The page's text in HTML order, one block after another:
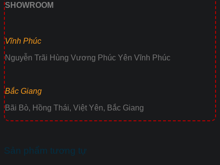
SHOWROOM
Vĩnh Phúc
Nguyễn Trãi Hùng Vương Phúc Yên Vĩnh Phúc
Bắc Giang
Bãi Bò, Hồng Thái, Việt Yên, Bắc Giang
Sản phẩm tương tự